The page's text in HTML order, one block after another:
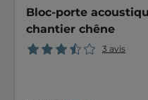
Bloc-porte
chantier chêne
3 avis